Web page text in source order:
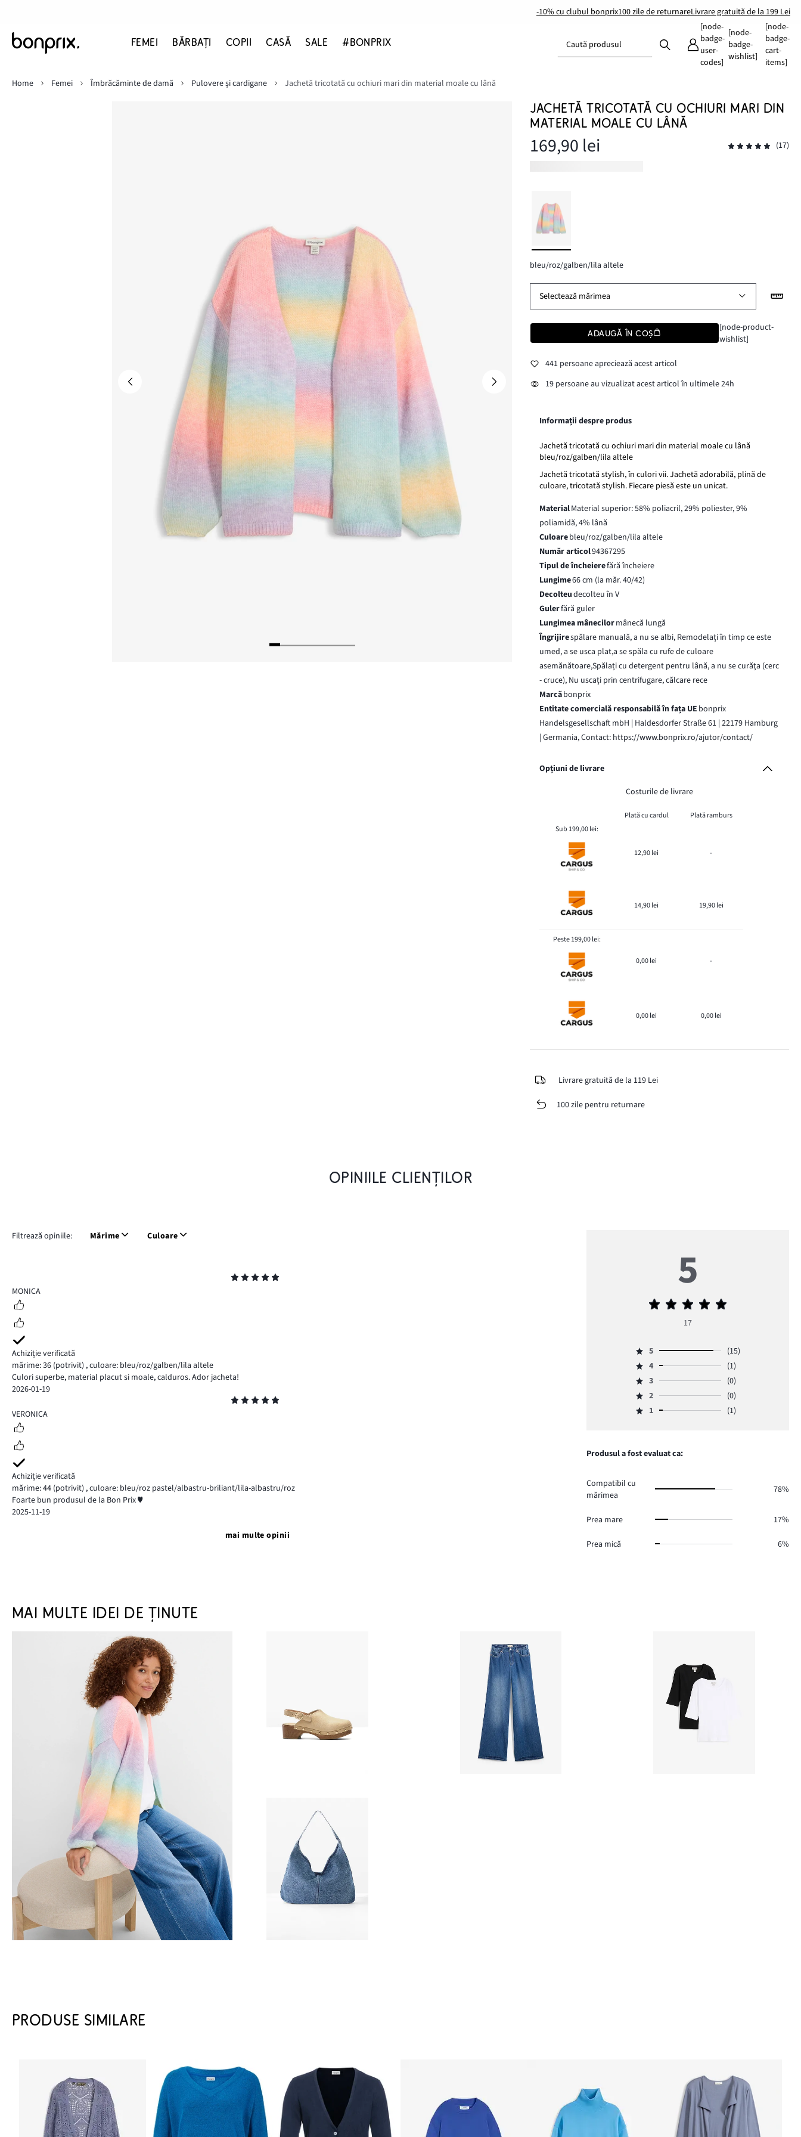
-10% cu clubul bonprix100 zile de returnareLivrare gratuită de la 199 Lei
FEMEI BĂRBAŢI COPII CASĂ SALE #BONPRIX Caută produsul
[node-
badge-
user-
codes]
[node-
badge-
wishlist]
[node-
badge-
cart-
items]
Home
Femei Îmbrăcăminte de damă Pulovere și cardigane Jachetă tricotată cu ochiuri mari din material moale cu lână
JACHETĂ TRICOTATĂ CU OCHIURI MARI DIN
MATERIAL MOALE CU LÂNĂ
169,90 lei (17)
bleu/roz/galben/lila altele
Selectează mărimea
ADAUGĂ ÎN COȘ
[node-product-
wishlist]
441 persoane apreciează acest articol
19 persoane au vizualizat acest articol în ultimele 24h
Informații despre produs
Jachetă tricotată cu ochiuri mari din material moale cu lână
bleu/roz/galben/lila altele
Jachetă tricotată stylish, în culori vii. Jachetă adorabilă, plină de
culoare, tricotată stylish. Fiecare piesă este un unicat.
MaterialMaterial superior: 58% poliacril, 29% poliester, 9%
poliamidă, 4% lână
Culoarebleu/roz/galben/lila altele
Număr articol94367295
Tipul de încheierefără încheiere
Lungime66 cm (la măr. 40/42)
Decolteudecolteu în V
Gulerfără guler
Lungimea mânecilormânecă lungă
Îngrijirespălare manuală, a nu se albi, Remodelați în timp ce este
umed, a se usca plat,a se spăla cu rufe de culoare
asemănătoare,Spălați cu detergent pentru lână, a nu se curăţa (cerc
- cruce), Nu uscați prin centrifugare, călcare rece
Marcăbonprix
Entitate comercială responsabilă în fața UE bonprix
Handelsgesellschaft mbH | Haldesdorfer Straße 61 | 22179 Hamburg
| Germania, Contact: https://www.bonprix.ro/ajutor/contact/
Opțiuni de livrare
Costurile de livrare
Plată cu cardul
Plată ramburs
Sub 199,00 lei:
12,90 lei -
14,90 lei 19,90 lei
Peste 199,00 lei:
0,00 lei -
0,00 lei 0,00 lei
Livrare gratuită de la 119 Lei
100 zile pentru returnare
OPINIILE CLIENȚILOR
Filtrează opiniile: Mărime Culoare
5
MONICA
Achiziție verificată
mărime: 36 (potrivit) ,culoare: bleu/roz/galben/lila altele
Culori superbe, material placut si moale, calduros. Ador jacheta!
2026-01-19
5
VERONICA
Achiziție verificată
mărime: 44 (potrivit) ,culoare: bleu/roz pastel/albastru-briliant/lila-albastru/roz
Foarte bun produsul de la Bon Prix ♥️
2025-11-19
mai multe opinii
5
Evaluarea
5
17
Evaluare
5,
numărul
de
15.
5
(15)
Evaluare
4,
numărul
de
4
(1)
Evaluare
3,
numărul
3
(0)
Evaluare
2,
voturi
0.
2
(0)
Evaluare
de
1 (1)
Produsul a fost evaluat ca:
Compatibil cu
mărimea
78%
Prea mare 17%
Prea mică 6%
MAI MULTE IDEI DE ȚINUTE
PRODUSE SIMILARE